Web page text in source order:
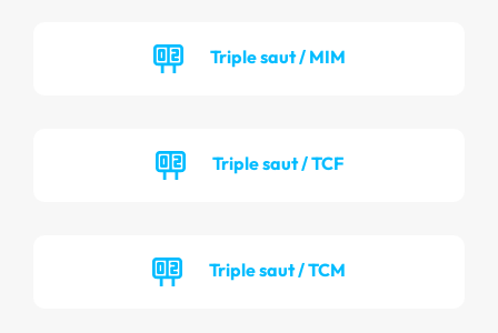
Triple saut / MIM
Triple saut / TCF
Triple saut / TCM